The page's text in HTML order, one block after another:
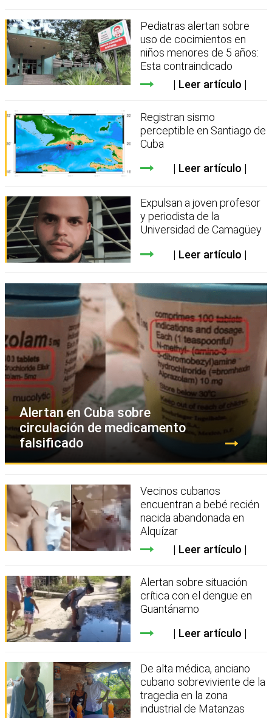
Pediatras alertan sobre
uso de cocimientos en
niños menores de 5 años:
Esta contraindicado
Leer artículo
Registran sismo
perceptible en Santiago de
Cuba
Leer artículo
Expulsan a joven profesor
y periodista de la
Universidad de Camagüey
Leer artículo
Alertan en Cuba sobre
circulación de medicamento
falsificado
Vecinos cubanos
encuentran a bebé recién
nacida abandonada en
Alquízar
Leer artículo
Alertan sobre situación
crítica con el dengue en
Guantánamo
Leer artículo
De alta médica, anciano
cubano sobreviviente de la
tragedia en la zona
industrial de Matanzas